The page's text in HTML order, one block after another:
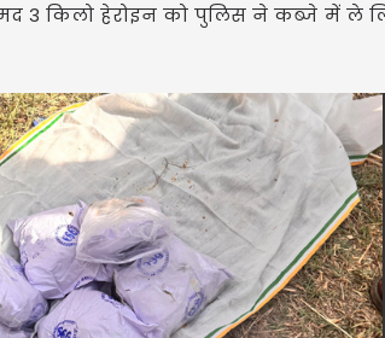
3 किलो हेरोइन को पुलिस ने कब्जे में